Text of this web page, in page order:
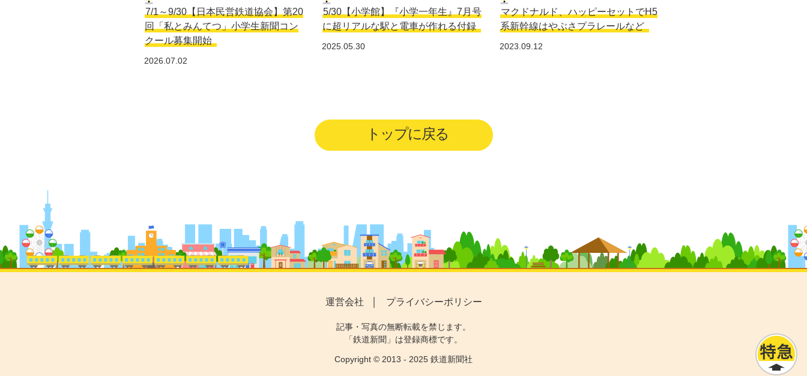
7/1～9/30【日本民営鉄道協会】第20
回「私とみんてつ」小学生新聞コン
クール募集開始
2026.07.02
5/30【小学館】『小学一年生』7月号
に超リアルな駅と電車が作れる付録
2025.05.30
マクドナルド、ハッピーセットでH5
系新幹線はやぶさプラレールなど
2023.09.12
トップに戻る
運営会社 プライバシーポリシー
記事・写真の無断転載を禁じます。
「鉄道新聞」は登録商標です。
Copyright © 2013 - 2025 鉄道新聞社